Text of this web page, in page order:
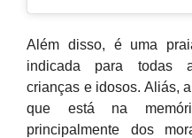
Além disso, é uma
indicada para todas
crianças e idosos. Aliás,
que está na
principalmente dos